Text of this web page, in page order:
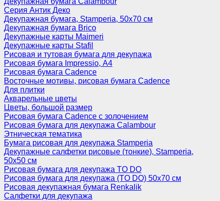
Серия Антик Деко
Декупажная бумага, Stamperia, 50х70 см
Декупажная бумага Brico
Декупажные карты Maimeri
Декупажные карты Stafil
Рисовая и тутовая бумага для декупажа
Рисовая бумага Impressio, А4
Рисовая бумага Cadence
Восточные мотивы, рисовая бумага Cadence
Для плитки
Акварельные цветы
Цветы, большой размер
Рисовая бумага Cadence c золочением
Рисовая бумага для декупажа Calambour
Этническая тематика
Бумага рисовая для декупажа Stamperia
Декупажные салфетки рисовые (тонкие), Stamperia,
50х50 см
Рисовая бумага для декупажа TO DO
Рисовая бумага для декупажа (TO DO) 50х70 см
Рисовая декупажная бумага Renkalik
Салфетки для декупажа